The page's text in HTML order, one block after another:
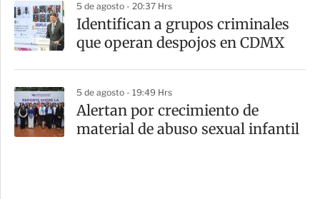
5 de agosto - 20:37 Hrs
Identifican a grupos criminales
que operan despojos en CDMX
5 de agosto - 19:49 Hrs
Alertan por crecimiento de
material de abuso sexual infantil